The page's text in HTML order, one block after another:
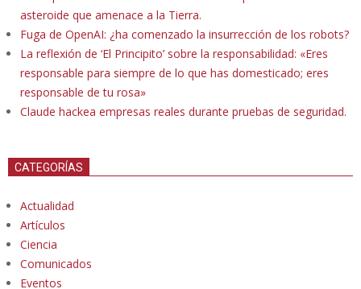
asteroide que amenace a la Tierra.
Fuga de OpenAI: ¿ha comenzado la insurrección de los robots?
La reflexión de ‘El Principito’ sobre la responsabilidad: «Eres
responsable para siempre de lo que has domesticado; eres
responsable de tu rosa»
Claude hackea empresas reales durante pruebas de seguridad.
CATEGORÍAS
Actualidad
Artículos
Ciencia
Comunicados
Eventos